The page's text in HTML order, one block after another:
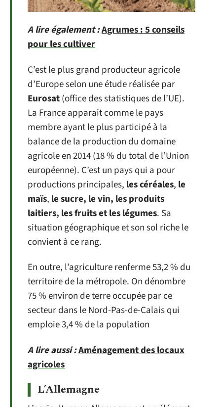
A lire également :Agrumes : 5 conseils
pour les cultiver
C’est le plus grand producteur agricole
d’Europe selon une étude réalisée par
Eurosat(office des statistiques de l’UE).
La France apparait comme le pays
membre ayant le plus participé à la
balance de la production du domaine
agricole en 2014 (18 % du total de l’Union
européenne). C’est un pays qui a pour
productions principales, les céréales, le
maïs, le sucre, le vin, les produits
laitiers, les fruits et les légumes. Sa
situation géographique et son sol riche le
convient à ce rang.
En outre, l’agriculture renferme 53,2 % du
territoire de la métropole. On dénombre
75 % environ de terre occupée par ce
secteur dans le Nord-Pas-de-Calais qui
emploie 3,4 % de la population
A lire aussi :Aménagement des locaux
agricoles
L’Allemagne